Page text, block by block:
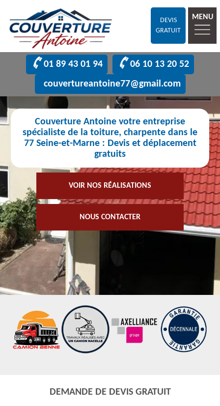
DEVIS
GRATUIT
MENU
01 89 43 01 94
06 10 13 20 52
couvertureantoine77@gmail.com
Couverture Antoine votre entreprise
spécialiste de la toiture, charpente dans le
77 Seine-et-Marne : Devis et déplacement
gratuits
VOIR NOS RÉALISATIONS
NOUS CONTACTER
DEMANDE DE DEVIS GRATUIT